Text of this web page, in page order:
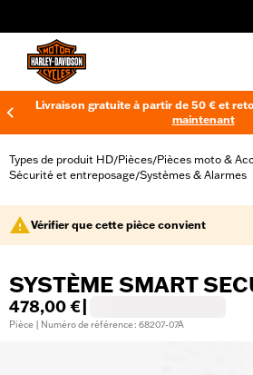
Livraison gratuite à partir de 50 € et
maintenant
Types de produit HD/Pièces/Pièces moto &
Sécurité et entreposage/Systèmes & Alarmes
Vérifier que cette pièce convient
SYSTÈME SMART
478,00 €
Pièce | Numéro de référence : 68207-07A